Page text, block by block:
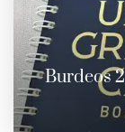
Burdeos